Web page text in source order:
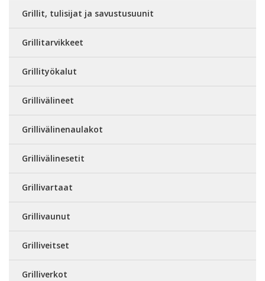
Grillit, tulisijat ja savustusuunit
Grillitarvikkeet
Grillityökalut
Grillivälineet
Grillivälinenaulakot
Grillivälinesetit
Grillivartaat
Grillivaunut
Grilliveitset
Grilliverkot